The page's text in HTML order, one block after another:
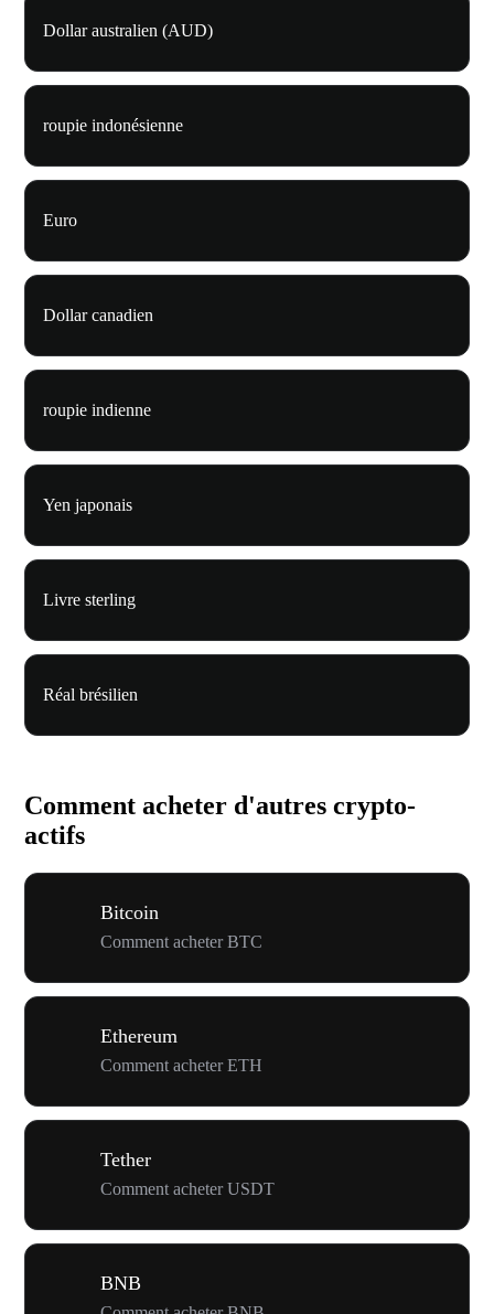
Dollar australien (AUD)
roupie indonésienne
Euro
Dollar canadien
roupie indienne
Yen japonais
Livre sterling
Réal brésilien
Comment acheter d'autres crypto-
actifs
Bitcoin
Comment acheter BTC
Ethereum
Comment acheter ETH
Tether
Comment acheter USDT
BNB